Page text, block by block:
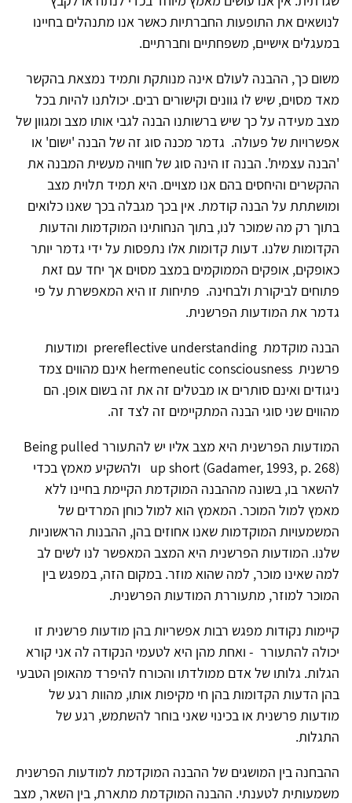
לנושאים את התופעות החברתיות כאשר אנו מתנהלים בחיינו
במעגלים אישיים, משפחתיים וחברתיים.
משום כך, ההבנה לעולם אינה מנותקת ותמיד נמצאת בהקשר
מאד מסוים, שיש לו גוונים וקישורים רבים. יכולתנו להיות בכל
מצב מעידה על כך שיש ברשותנו הבנה לגבי אותו מצב ומגוון של
אפשרויות של פעולה. גדמר מכנה סוג זה של הבנה 'ישום' או
'הבנה עצמית'. הבנה זו הינה סוג של חוויה מעשית המבנה את
ההקשרים והיחסים בהם אנו מצויים. היא תמיד תלוית מצב
ומושתתת על הבנה קודמת. אין בכך מגבלה בכך שאנו כלואים
בתוך רק מה שמוכר לנו, בתוך הנחותינו המוקדמות והדעות
הקדומות שלנו. דעות קדומות אלו נתפסות על ידי גדמר יותר
כאופקים, אופקים הממוקמים במצב מסוים אך יחד עם זאת
פתוחים לביקורת ולבחינה. פתיחות זו היא המאפשרת על פי
גדמר את המודעות הפרשנית.
הבנה מוקדמת prereflective understanding ומודעות
פרשנית hermeneutic consciousness אינם מהווים צמד
ניגודים ואינם סותרים או מבטלים זה את זה בשום אופן. הם
מהווים שני סוגי הבנה המתקיימים זה לצד זה.
המודעות הפרשנית היא מצב אליו יש להתעורר Being pulled
up short (Gadamer, 1993, p. 268) ולהשקיע מאמץ בכדי
להשאר בו, בשונה מההבנה המוקדמת הקיימת בחיינו ללא
מאמץ למול המוכר. המאמץ הוא למול כוחן המרדים של
המשמעויות המוקדמות שאנו אחוזים בהן, ההבנות הראשוניות
שלנו. המודעות הפרשנית היא המצב המאפשר לנו לשים לב
למה שאינו מוכר, למה שהוא מוזר. במקום הזה, במפגש בין
המוכר למוזר, מתעוררת המודעות הפרשנית.
קיימות נקודות מפגש רבות אפשריות בהן מודעות פרשנית זו
יכולה להתעורר - ואחת מהן היא לטעמי הנקודה לה אני קורא
הגלות. גלותו של אדם ממולדתו והכורח להיפרד מהאופן הטבעי
בהן הדעות הקדומות בהן חי מקיפות אותו, מהוות רגע של
מודעות פרשנית או בכינוי שאני בוחר להשתמש, רגע של
התגלות.
ההבחנה בין המושגים של ההבנה המוקדמת למודעות הפרשנית
משמעותית לטענתי. ההבנה המוקדמת מתארת, בין השאר, מצב